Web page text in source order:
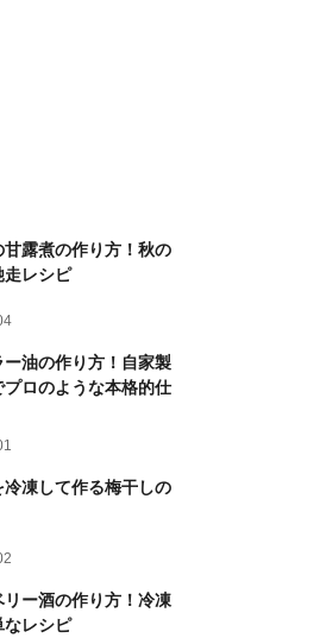
甘露煮の作り方！秋の
走レシピ
ー油の作り方！自家製
プロのような本格的仕
冷凍して作る梅干しの
リー酒の作り方！冷凍
なレシピ